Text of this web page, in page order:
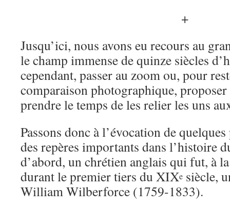
+
Jusqu’ici, nous avons eu recours au
le champ immense de quinze siècles
cependant, passer au zoom ou, pour
comparaison photographique, proposer
prendre le temps de les relier les uns
Passons donc à l’évocation de
des repères importants dans l’histoire
d’abord, un chrétien anglais qui fut, à
durant le premier tiers du XIXe siècle,
William Wilberforce (1759-1833).